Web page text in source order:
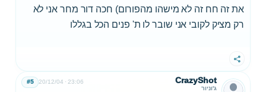
את זה חח זה לא מישהו מהפורום) חכה דור מחר אני לא
רק מציק לקובי אני שובר לו ת' פנים הכל בגללו
שתף
CrazyShot
ג'וניור
20/12/04 23:06
#5